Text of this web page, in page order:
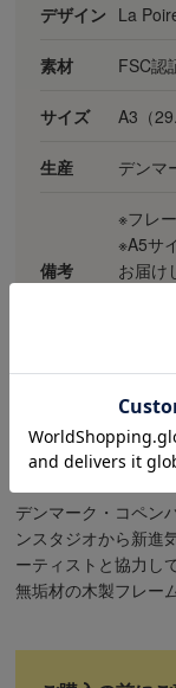
デザイン La
素材 FSC認
サイズ A3（
生産 デンマ
備考
※フレ
※A5サ
お届け
レー
POSTER
デンマーク・コペン
ンスタジオから新進
ーティストと協力し
無垢材の木製フレー